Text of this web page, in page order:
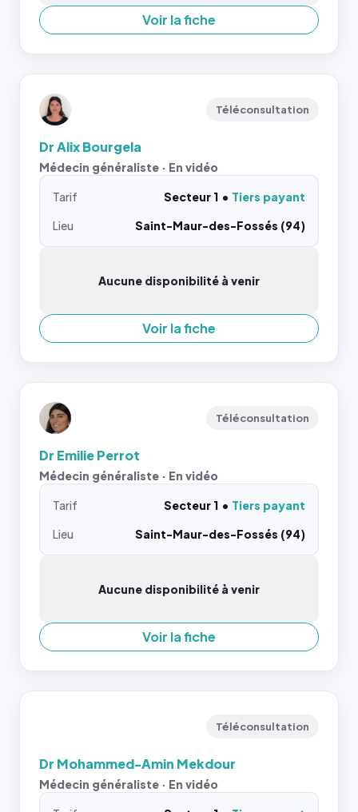
Voir la fiche
Téléconsultation
Dr Alix Bourgela
Médecin généraliste · En vidéo
Tarif Secteur 1
Tiers payant
Lieu
Saint-Maur-des-Fossés (94)
Aucune disponibilité à venir
Voir la fiche
Téléconsultation
Dr Emilie Perrot
Médecin généraliste · En vidéo
Tarif Secteur 1
Tiers payant
Lieu
Saint-Maur-des-Fossés (94)
Aucune disponibilité à venir
Voir la fiche
Téléconsultation
Dr Mohammed-Amin Mekdour
Médecin généraliste · En vidéo